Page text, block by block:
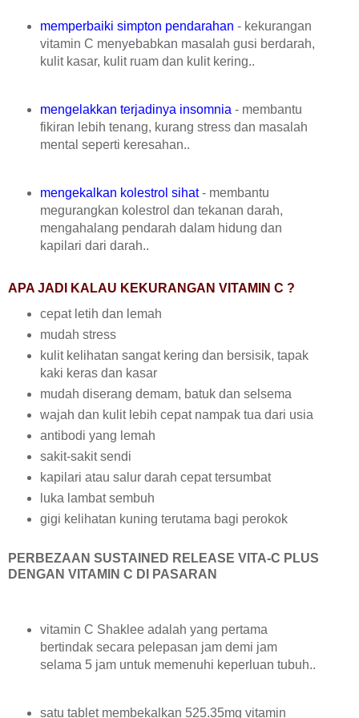
memperbaiki simpton pendarahan - kekurangan
vitamin C menyebabkan masalah gusi berdarah,
kulit kasar, kulit ruam dan kulit kering..
mengelakkan terjadinya insomnia - membantu
fikiran lebih tenang, kurang stress dan masalah
mental seperti keresahan..
mengekalkan kolestrol sihat- membantu
megurangkan kolestrol dan tekanan darah,
mengahalang pendarah dalam hidung dan
kapilari dari darah..
APA JADI KALAU KEKURANGAN VITAMIN C ?
cepat letih dan lemah
mudah stress
ku lit kelihatan sangat kering dan bersisik, tapak
kaki keras dan kasar
mudah diserang demam, batuk dan selsema
wajah dan kulit lebih cepat nampak tua dari usia
antibodi yang lemah
sakit-sakit sendi
kapilari atau salur darah cepat tersumbat
luka lambat sembuh
gigi kelihatan kuning terutama bagi perokok
PERBEZAAN SUSTAINED RELEASE VITA-C PLUS
DENGAN VITAMIN C DI PASARAN
vitamin C Shaklee adalah yang pertama
bertindak secara pelepasan jam demi jam
selama 5 jam untuk memenuhi keperluan tubuh..
satu tablet membekalkan 525.35mg vitamin